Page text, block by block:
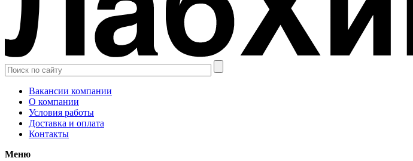
Вакансии компании
О компании
Условия работы
Доставка и оплата
Контакты
Меню